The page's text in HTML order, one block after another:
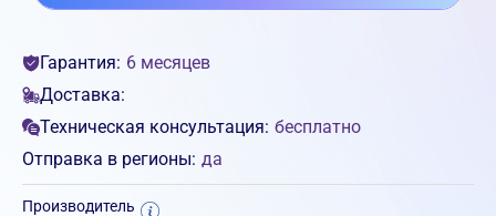
Гарантия: 6 месяцев
Доставка:
Техническая консультация: бесплатно
Отправка в регионы: да
Производитель